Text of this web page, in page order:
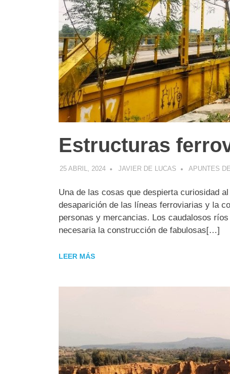
Estructuras
25 ABRIL, 2024 JAVIER DE LUCAS APUNTES
Una de las cosas que despierta curiosidad
desaparición de las líneas ferroviarias y la
personas y mercancias. Los caudalosos
necesaria la construcción de fabulosas[…]
LEER MÁS